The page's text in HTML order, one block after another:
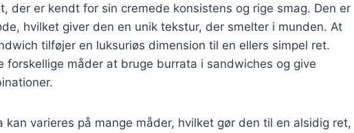
der er kendt for sin cremede konsistens og rige smag. Den er
hvilket giver den en unik tekstur, der smelter i munden. At
tilføjer en luksuriøs dimension til en ellers simpel ret.
forskellige måder at bruge burrata i sandwiches og give
kan varieres på mange måder, hvilket gør den til en alsidig ret,